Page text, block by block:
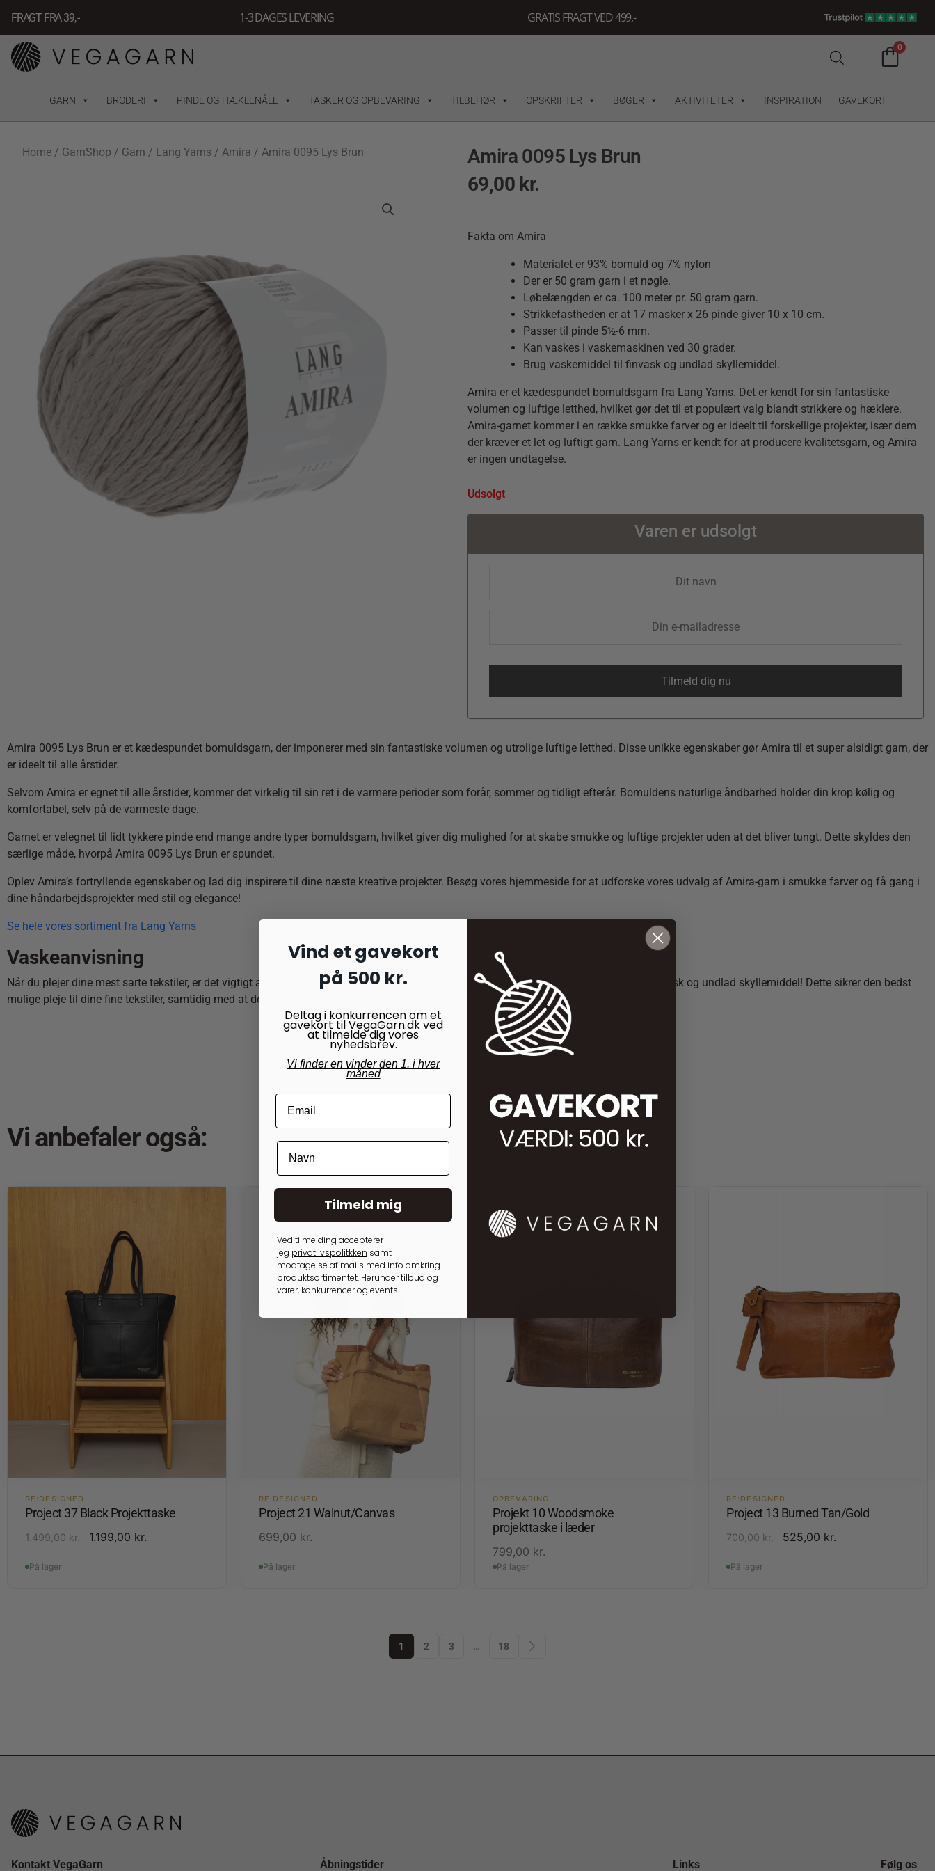
indholdet
FRAGT FRA 39, - 1-3 DAGES LEVERING GRATIS FRAGT VED 499,-
0
GARN BRODERI PINDE OG HÆKLENÅLE TASKER OG OPBEVARING TILBEHØR OPSKRIFTER BØGER AKTIVITETER INSPIRATION GAVEKORT
Home / GarnShop / Garn / Lang Yarns / Amira / Amira 0095 Lys Brun
Amira 0095 Lys Brun
69,00 kr.
Fakta om Amira
Materialet er 93% bomuld og 7% nylon
Der er 50 gram garn i et nøgle.
Løbelængden er ca. 100 meter pr. 50 gram garn.
Strikkefastheden er at 17 masker x 26 pinde giver 10 x 10 cm.
Passer til pinde 5½-6 mm.
Kan vaskes i vaskemaskinen ved 30 grader.
Brug vaskemiddel til finvask og undlad skyllemiddel.
Amira er et kædespundet bomuldsgarn fra Lang Yarns. Det er kendt for sin fantastiske
volumen og luftige letthed, hvilket gør det til et populært valg blandt strikkere og hæklere.
Amira-garnet kommer i en række smukke farver og er ideelt til forskellige projekter, især dem
der kræver et let og luftigt garn. Lang Yarns er kendt for at producere kvalitetsgarn, og Amira
er ingen undtagelse.
Udsolgt
Varen er udsolgt
Amira 0095 Lys Brun er et kædespundet bomuldsgarn, der imponerer med sin fantastiske volumen og utrolige luftige letthed. Disse unikke egenskaber gør Amira til et super alsidigt garn, der
er ideelt til alle årstider.
Selvom Amira er egnet til alle årstider, kommer det virkelig til sin ret i de varmere perioder som forår, sommer og tidligt efterår. Bomuldens naturlige åndbarhed holder din krop kølig og
komfortabel, selv på de varmeste dage.
Garnet er velegnet til lidt tykkere pinde end mange andre typer bomuldsgarn, hvilket giver dig mulighed for at skabe smukke og luftige projekter uden at det bliver tungt. Dette skyldes den
særlige måde, hvorpå Amira 0095 Lys Brun er spundet.
Oplev Amira’s fortryllende egenskaber og lad dig inspirere til dine næste kreative projekter. Besøg vores hjemmeside for at udforske vores udvalg af Amira-garn i smukke farver og få gang i
dine håndarbejdsprojekter med stil og elegance!
Se hele vores sortiment fra Lang Yarns
Vaskeanvisning
Når du plejer dine mest sarte tekstiler, er det vigtigt at vælge det rette plejeprodukt. Vores anbefaling er klart: Brug et vaskemiddel til finvask og undlad skyllemiddel! Dette sikrer den bedst
mulige pleje til dine fine tekstiler, samtidig med at det bevarer deres blødhed og kvalitet.
Vi anbefaler også:
RE:DESIGNED
Project 37 Black Projekttaske
1.499,00kr. 1.199,00 kr.
På lager
RE:DESIGNED
Project 21 Walnut/Canvas
699,00 kr.
På lager
OPBEVARING
Projekt 10 Woodsmoke
projekttaske i læder
799,00 kr.
På lager
RE:DESIGNED
Project 13 Burned Tan/Gold
700,00kr. 525,00 kr.
På lager
1 2 3 … 18
Kontakt VegaGarn Åbningstider Links
Følg os
Vind et gavekort
på 500 kr.
Deltag i konkurrencen om et
gavekort til VegaGarn.dk ved
at tilmelde dig vores
nyhedsbrev.
Vi finder en vinder den 1. i hver
måned
Tilmeld mig
Ved tilmelding accepterer
jeg privatlivspolitkken samt
modtagelse af mails med info omkring
produktsortimentet. Herunder tilbud og
varer, konkurrencer og events.